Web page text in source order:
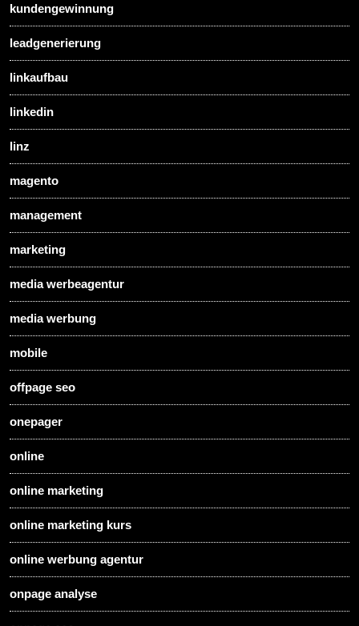
kundengewinnung
leadgenerierung
linkaufbau
linkedin
linz
magento
management
marketing
media werbeagentur
media werbung
mobile
offpage seo
onepager
online
online marketing
online marketing kurs
online werbung agentur
onpage analyse